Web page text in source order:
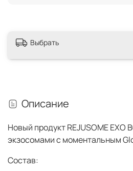
Выбрать
Описание
Новый продукт REJUSOME EXO
экзосомами с моментальным
Состав: